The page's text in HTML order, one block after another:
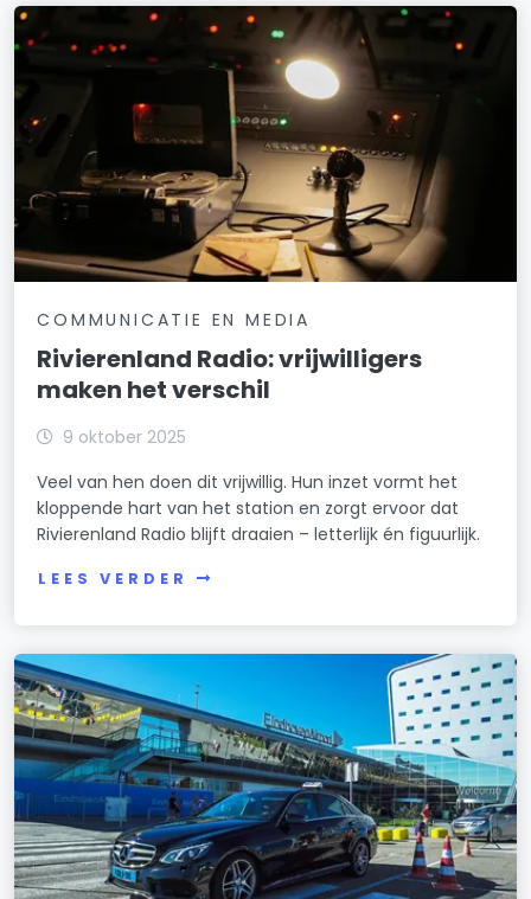
COMMUNICATIE EN MEDIA
Rivierenland Radio: vrijwilligers
maken het verschil
9 oktober 2025
Veel van hen doen dit vrijwillig. Hun inzet vormt het
kloppende hart van het station en zorgt ervoor dat
Rivierenland Radio blijft draaien – letterlijk én figuurlijk.
LEES VERDER